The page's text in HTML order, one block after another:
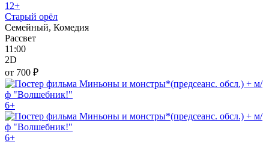
12+
Старый орёл
Семейный, Комедия
Рассвет
11:00
2D
от 700 ₽
6+
6+